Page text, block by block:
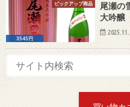
ピックアップ商品
3545円
尾瀬の
大吟